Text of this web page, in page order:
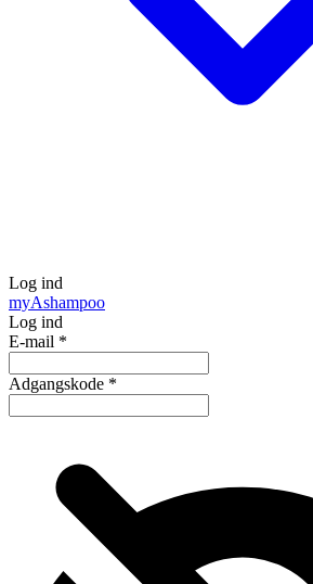
Log ind
myAshampoo
Log ind
E-mail *
Adgangskode *